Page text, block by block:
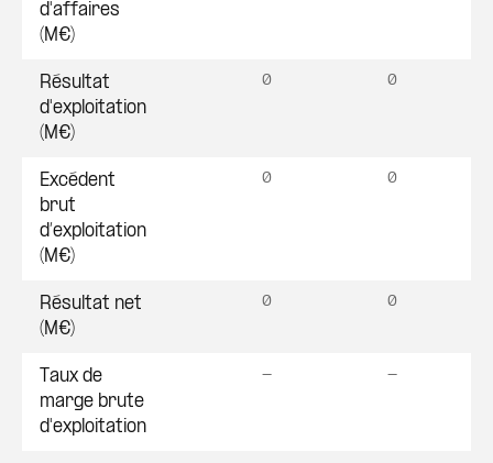
d'affaires
(M€)
Résultat
d'exploitation
(M€)
0 0
Excédent
brut
d’exploitation
(M€)
0 0
Résultat net
(M€)
0 0
Taux de
marge brute
d'exploitation
- -